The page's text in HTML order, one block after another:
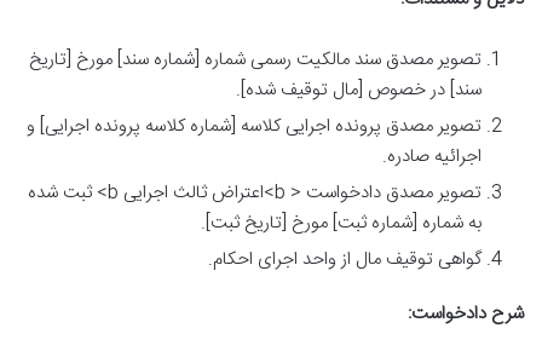
تصویر مصدق سند مالکیت رسمی شماره [شماره سند] مورخ [تاریخ
سند] در خصوص [مال توقیف شده].
تصویر مصدق پرونده اجرایی کلاسه [شماره کلاسه پرونده اجرایی] و
اجرائیه صادره.
تصویر مصدق دادخواست < b>اعتراض ثالث اجرایی b> ثبت شده
به شماره [شماره ثبت] مورخ [تاریخ ثبت].
گواهی توقیف مال از واحد اجرای احکام.
شرح دادخواست: